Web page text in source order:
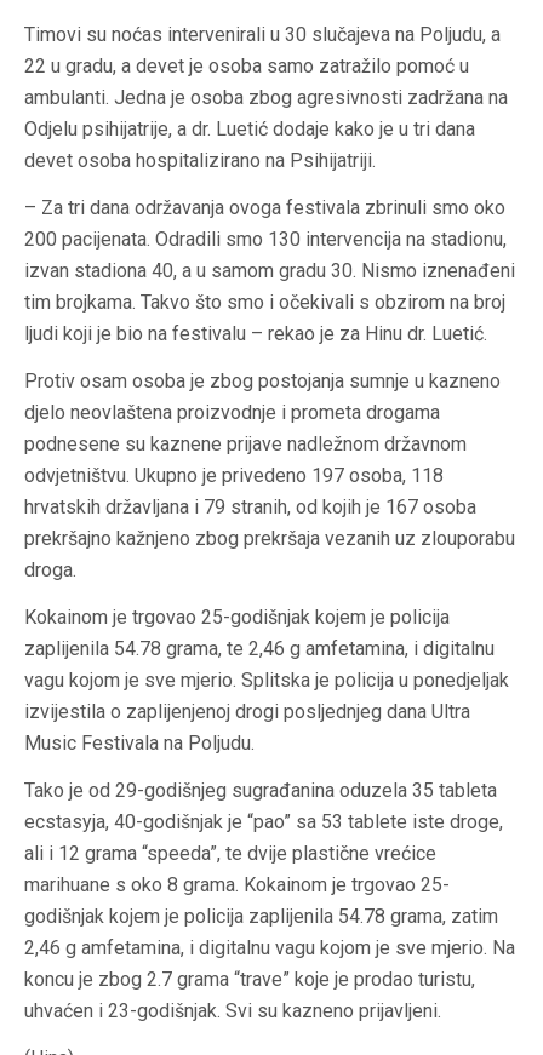
Timovi su noćas intervenirali u 30 slučajeva na Poljudu, a
22 u gradu, a devet je osoba samo zatražilo pomoć u
ambulanti. Jedna je osoba zbog agresivnosti zadržana na
Odjelu psihijatrije, a dr. Luetić dodaje kako je u tri dana
devet osoba hospitalizirano na Psihijatriji.
– Za tri dana održavanja ovoga festivala zbrinuli smo oko
200 pacijenata. Odradili smo 130 intervencija na stadionu,
izvan stadiona 40, a u samom gradu 30. Nismo iznenađeni
tim brojkama. Takvo što smo i očekivali s obzirom na broj
ljudi koji je bio na festivalu – rekao je za Hinu dr. Luetić.
Protiv osam osoba je zbog postojanja sumnje u kazneno
djelo neovlaštena proizvodnje i prometa drogama
podnesene su kaznene prijave nadležnom državnom
odvjetništvu. Ukupno je privedeno 197 osoba, 118
hrvatskih državljana i 79 stranih, od kojih je 167 osoba
prekršajno kažnjeno zbog prekršaja vezanih uz zlouporabu
droga.
Kokainom je trgovao 25-godišnjak kojem je policija
zaplijenila 54.78 grama, te 2,46 g amfetamina, i digitalnu
vagu kojom je sve mjerio. Splitska je policija u ponedjeljak
izvijestila o zaplijenjenoj drogi posljednjeg dana Ultra
Music Festivala na Poljudu.
Tako je od 29-godišnjeg sugrađanina oduzela 35 tableta
ecstasyja, 40-godišnjak je “pao” sa 53 tablete iste droge,
ali i 12 grama “speeda”, te dvije plastične vrećice
marihuane s oko 8 grama. Kokainom je trgovao 25-
godišnjak kojem je policija zaplijenila 54.78 grama, zatim
2,46 g amfetamina, i digitalnu vagu kojom je sve mjerio. Na
koncu je zbog 2.7 grama “trave” koje je prodao turistu,
uhvaćen i 23-godišnjak. Svi su kazneno prijavljeni.